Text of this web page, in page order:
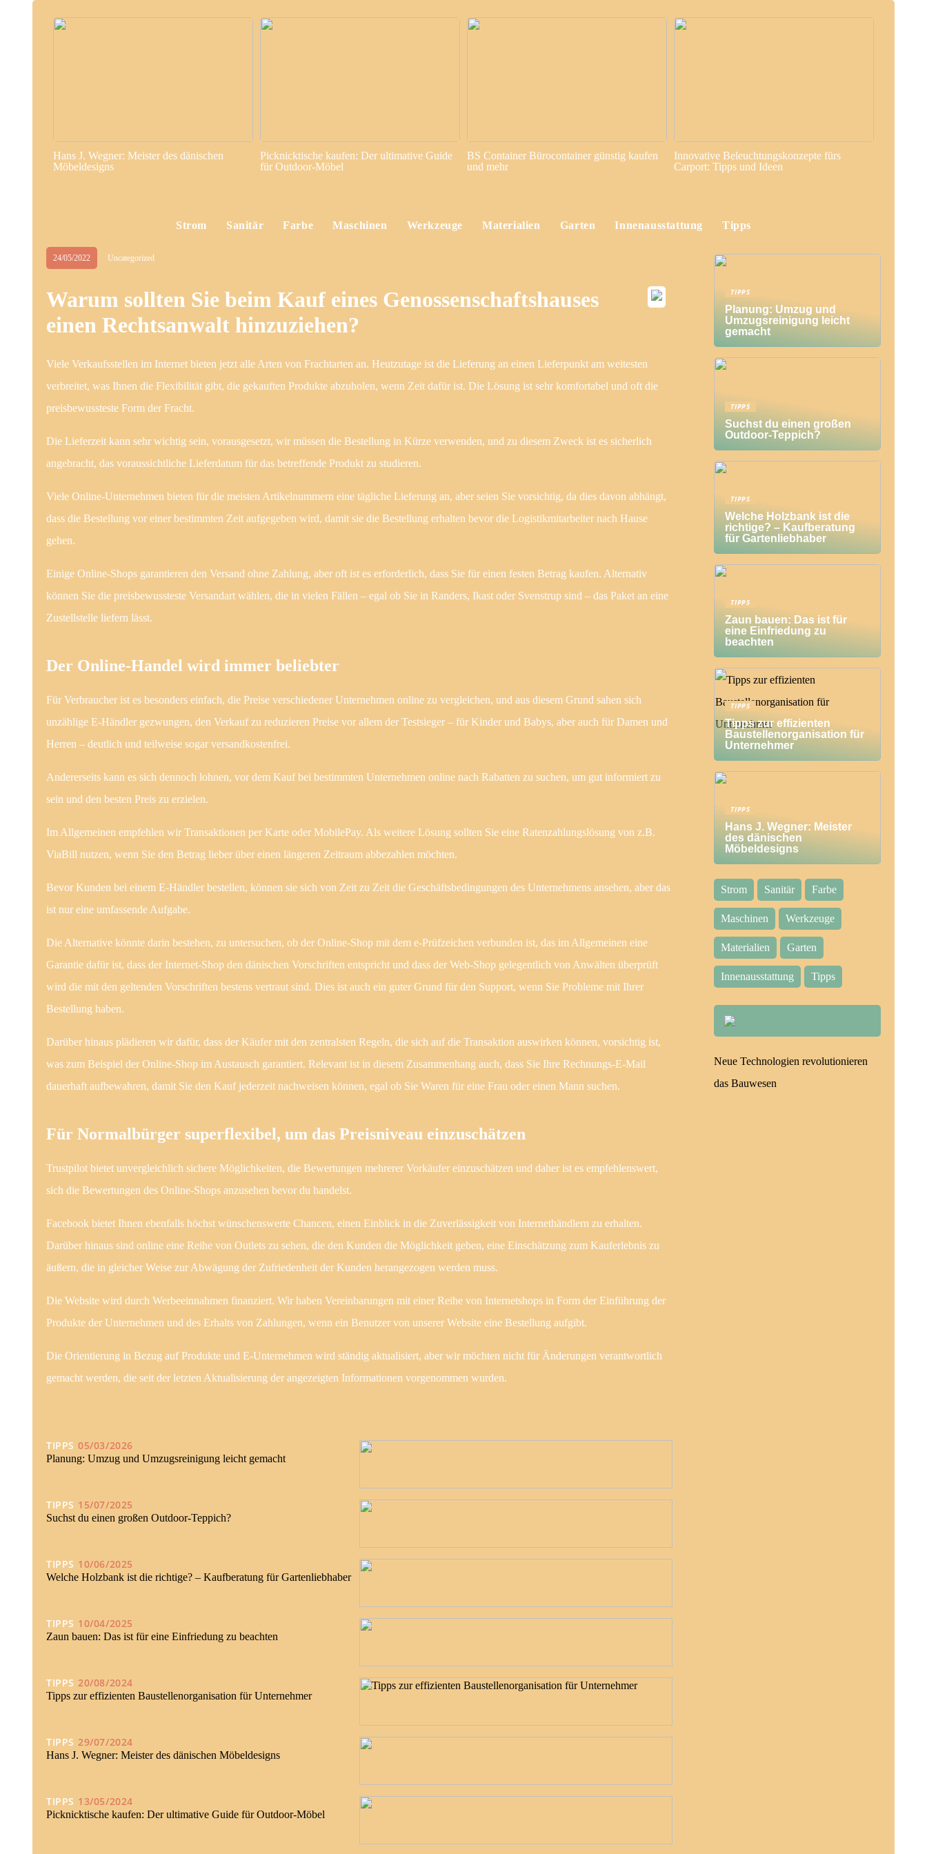
Hans J. Wegner: Meister des dänischen
Möbeldesigns
Picknicktische kaufen: Der ultimative Guide
für Outdoor-Möbel
BS Container Bürocontainer günstig kaufen
und mehr
Innovative Beleuchtungskonzepte fürs
Carport: Tipps und Ideen
Strom Sanitär Farbe Maschinen Werkzeuge Materialien Garten Innenausstattung Tipps
24/05/2022 Uncategorized
Warum sollten Sie beim Kauf eines Genossenschaftshauses
einen Rechtsanwalt hinzuziehen?
Viele Verkaufsstellen im Internet bieten jetzt alle Arten von Frachtarten an. Heutzutage ist die Lieferung an einen Lieferpunkt am weitesten
verbreitet, was Ihnen die Flexibilität gibt, die gekauften Produkte abzuholen, wenn Zeit dafür ist. Die Lösung ist sehr komfortabel und oft die
preisbewussteste Form der Fracht.
Die Lieferzeit kann sehr wichtig sein, vorausgesetzt, wir müssen die Bestellung in Kürze verwenden, und zu diesem Zweck ist es sicherlich
angebracht, das voraussichtliche Lieferdatum für das betreffende Produkt zu studieren.
Viele Online-Unternehmen bieten für die meisten Artikelnummern eine tägliche Lieferung an, aber seien Sie vorsichtig, da dies davon abhängt,
dass die Bestellung vor einer bestimmten Zeit aufgegeben wird, damit sie die Bestellung erhalten bevor die Logistikmitarbeiter nach Hause
gehen.
Einige Online-Shops garantieren den Versand ohne Zahlung, aber oft ist es erforderlich, dass Sie für einen festen Betrag kaufen. Alternativ
können Sie die preisbewussteste Versandart wählen, die in vielen Fällen – egal ob Sie in Randers, Ikast oder Svenstrup sind – das Paket an eine
Zustellstelle liefern lässt.
Der Online-Handel wird immer beliebter
Für Verbraucher ist es besonders einfach, die Preise verschiedener Unternehmen online zu vergleichen, und aus diesem Grund sahen sich
unzählige E-Händler gezwungen, den Verkauf zu reduzieren Preise vor allem der Testsieger – für Kinder und Babys, aber auch für Damen und
Herren – deutlich und teilweise sogar versandkostenfrei.
Andererseits kann es sich dennoch lohnen, vor dem Kauf bei bestimmten Unternehmen online nach Rabatten zu suchen, um gut informiert zu
sein und den besten Preis zu erzielen.
Im Allgemeinen empfehlen wir Transaktionen per Karte oder MobilePay. Als weitere Lösung sollten Sie eine Ratenzahlungslösung von z.B.
ViaBill nutzen, wenn Sie den Betrag lieber über einen längeren Zeitraum abbezahlen möchten.
Bevor Kunden bei einem E-Händler bestellen, können sie sich von Zeit zu Zeit die Geschäftsbedingungen des Unternehmens ansehen, aber das
ist nur eine umfassende Aufgabe.
Die Alternative könnte darin bestehen, zu untersuchen, ob der Online-Shop mit dem e-Prüfzeichen verbunden ist, das im Allgemeinen eine
Garantie dafür ist, dass der Internet-Shop den dänischen Vorschriften entspricht und dass der Web-Shop gelegentlich von Anwälten überprüft
wird die mit den geltenden Vorschriften bestens vertraut sind. Dies ist auch ein guter Grund für den Support, wenn Sie Probleme mit Ihrer
Bestellung haben.
Darüber hinaus plädieren wir dafür, dass der Käufer mit den zentralsten Regeln, die sich auf die Transaktion auswirken können, vorsichtig ist,
was zum Beispiel der Online-Shop im Austausch garantiert. Relevant ist in diesem Zusammenhang auch, dass Sie Ihre Rechnungs-E-Mail
dauerhaft aufbewahren, damit Sie den Kauf jederzeit nachweisen können, egal ob Sie Waren für eine Frau oder einen Mann suchen.
Für Normalbürger superflexibel, um das Preisniveau einzuschätzen
Trustpilot bietet unvergleichlich sichere Möglichkeiten, die Bewertungen mehrerer Vorkäufer einzuschätzen und daher ist es empfehlenswert,
sich die Bewertungen des Online-Shops anzusehen bevor du handelst.
Facebook bietet Ihnen ebenfalls höchst wünschenswerte Chancen, einen Einblick in die Zuverlässigkeit von Internethändlern zu erhalten.
Darüber hinaus sind online eine Reihe von Outlets zu sehen, die den Kunden die Möglichkeit geben, eine Einschätzung zum Kauferlebnis zu
äußern, die in gleicher Weise zur Abwägung der Zufriedenheit der Kunden herangezogen werden muss.
Die Website wird durch Werbeeinnahmen finanziert. Wir haben Vereinbarungen mit einer Reihe von Internetshops in Form der Einführung der
Produkte der Unternehmen und des Erhalts von Zahlungen, wenn ein Benutzer von unserer Website eine Bestellung aufgibt.
Die Orientierung in Bezug auf Produkte und E-Unternehmen wird ständig aktualisiert, aber wir möchten nicht für Änderungen verantwortlich
gemacht werden, die seit der letzten Aktualisierung der angezeigten Informationen vorgenommen wurden.
TIPPS 05/03/2026
Planung: Umzug und Umzugsreinigung leicht gemacht
TIPPS 15/07/2025
Suchst du einen großen Outdoor-Teppich?
TIPPS 10/06/2025
Welche Holzbank ist die richtige? – Kaufberatung für Gartenliebhaber
TIPPS 10/04/2025
Zaun bauen: Das ist für eine Einfriedung zu beachten
TIPPS 20/08/2024
Tipps zur effizienten Baustellenorganisation für Unternehmer
TIPPS 29/07/2024
Hans J. Wegner: Meister des dänischen Möbeldesigns
TIPPS 13/05/2024
Picknicktische kaufen: Der ultimative Guide für Outdoor-Möbel
TIPPS
Planung: Umzug und
Umzugsreinigung leicht
gemacht
TIPPS
Suchst du einen großen
Outdoor-Teppich?
TIPPS
Welche Holzbank ist die
richtige? – Kaufberatung
für Gartenliebhaber
TIPPS
Zaun bauen: Das ist für
eine Einfriedung zu
beachten
TIPPS
Tipps zur effizienten
Baustellenorganisation für
Unternehmer
TIPPS
Hans J. Wegner: Meister
des dänischen
Möbeldesigns
Strom Sanitär Farbe
Maschinen Werkzeuge
Materialien Garten
Innenausstattung Tipps
Neue Technologien revolutionieren
das Bauwesen